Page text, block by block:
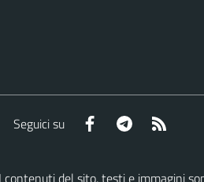
Seguici su Facebook Telegram
del sito, testi e immagini